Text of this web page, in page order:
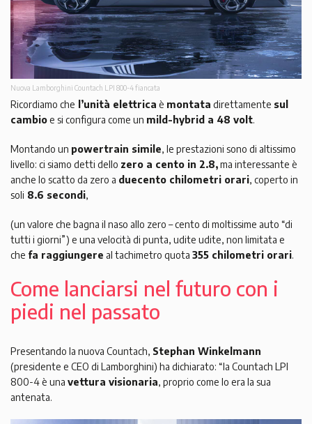
Nuova Lamborghini Countach LPI 800-4 fiancata
Ricordiamo che l’unità elettrica è montata direttamente sul
cambioe si configura come un mild-hybrid a 48 volt.
Montando un powertrain simile, le prestazioni sono di altissimo
livello: ci siamo detti dello zero a cento in 2.8,ma interessante è
anche lo scatto da zero a duecento chilometri orari, coperto in
soli 8.6 secondi,
(un valore che bagna il naso allo zero – cento di moltissime auto “di
tutti i giorni”) e una velocità di punta, udite udite, non limitata e
che fa raggiungere al tachimetro quota 355 chilometri orari.
Come lanciarsi nel futuro con i
piedi nel passato
Presentando la nuova Countach, Stephan Winkelmann
(presidente e CEO di Lamborghini) ha dichiarato: “la Countach LPI
800-4 è una vettura visionaria, proprio come lo era la sua
antenata.